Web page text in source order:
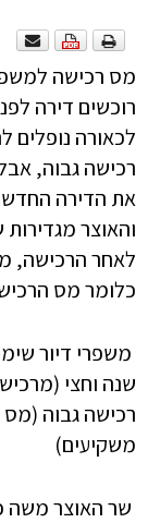
מס רכישה
רוכשים דירה
לכאורה נופלים
רכישה גבוה,
את הדירה
והאוצר
לאחר הרכישה,
כלומר מס
משפרי דיור
שנה וחצי
רכישה גבוה
משקיעים)
שר האוצר משה